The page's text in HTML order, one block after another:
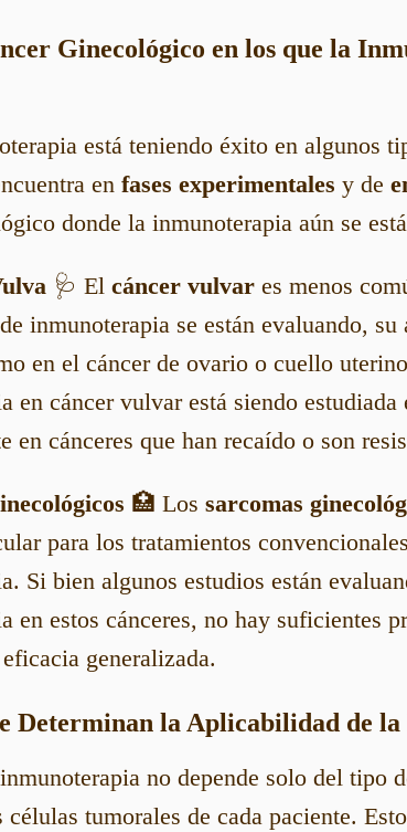
Ginecológico en los que la
está teniendo éxito en algunos
en fases experimentales y de
donde la inmunoterapia aún se
🩺 El cáncer vulvar es menos
inmunoterapia se están evaluando,
en el cáncer de ovario o cuello
en cáncer vulvar está siendo estudiada
en cánceres que han recaído o son
🏥 Los sarcomas
para los tratamientos
Si bien algunos estudios están
en estos cánceres, no hay suficientes
generalizada.
Determinan la Aplicabilidad de
no depende solo del tipo
células tumorales de cada paciente.